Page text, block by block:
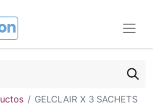
GELCLAIR X 3 SACHETS